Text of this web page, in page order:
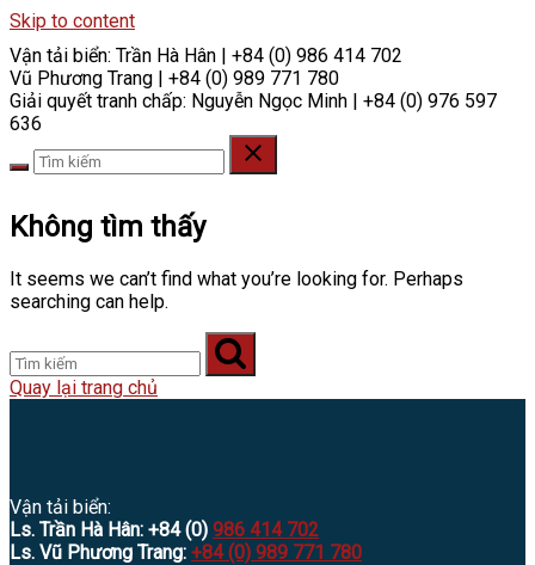
Skip to content
Vận tải biển: Trần Hà Hân | +84 (0) 986 414 702
Vũ Phương Trang | +84 (0) 989 771 780
Giải quyết tranh chấp: Nguyễn Ngọc Minh | +84 (0) 976 597
636
Không tìm thấy
It seems we can’t find what you’re looking for. Perhaps
searching can help.
Quay lại trang chủ
Vận tải biển:
Ls. Trần Hà Hân: +84 (0) 986 414 702
Ls. Vũ Phương Trang: +84 (0) 989 771 780